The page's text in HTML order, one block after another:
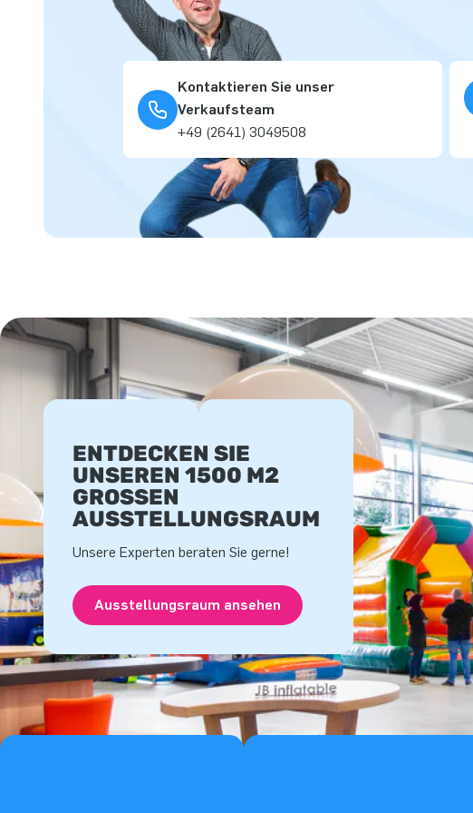
Kontaktieren Sie unser
Verkaufsteam
+49 (2641) 3049508
ENTDECKEN SIE
UNSEREN 1500 M2
GROSSEN A
USSTELLUNGSRAUM
Unsere Experten beraten Sie gerne!
Ausstellungsraum ansehen